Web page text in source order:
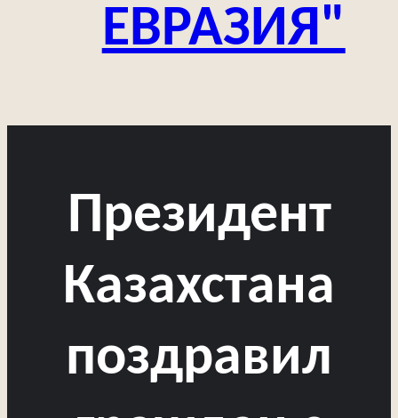
ЕВРАЗИЯ"
Президент
Казахстана
поздравил